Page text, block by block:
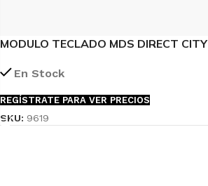
MODULO TECLADO MDS DIRECT CITY
En Stock
REGÍSTRATE PARA VER PRECIOS
SKU: 9619